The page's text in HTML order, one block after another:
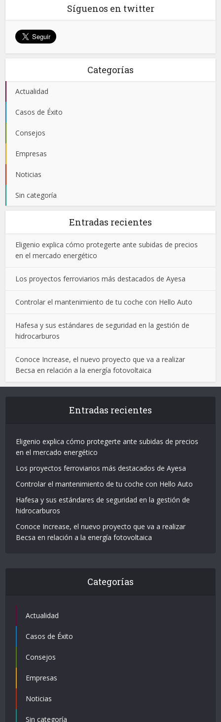
Síguenos en twitter
Categorías
Actualidad
Casos de Éxito
Consejos
Empresas
Noticias
Sin categoría
Entradas recientes
Eligenio explica cómo protegerte ante subidas de precios
en el mercado energético
Los proyectos ferroviarios más destacados de Ayesa
Controlar el mantenimiento de tu coche con Hello Auto
Hafesa y sus estándares de seguridad en la gestión de
hidrocarburos
Conoce Increase, el nuevo proyecto que va a realizar
Becsa en relación a la energía fotovoltaica
Entradas recientes
Eligenio explica cómo protegerte ante subidas de precios
en el mercado energético
Los proyectos ferroviarios más destacados de Ayesa
Controlar el mantenimiento de tu coche con Hello Auto
Hafesa y sus estándares de seguridad en la gestión de
hidrocarburos
Conoce Increase, el nuevo proyecto que va a realizar
Becsa en relación a la energía fotovoltaica
Categorías
Actualidad
Casos de Éxito
Consejos
Empresas
Noticias
Sin categoría